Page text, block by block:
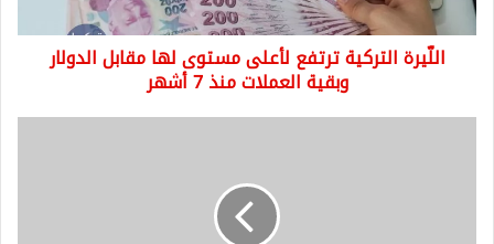
الدولار
وبقية
العملات
أشهر
اللّيرة التركية ترتفع لأعلى مستوى لها مقابل الدولار
وبقية العملات منذ 7 أشهر